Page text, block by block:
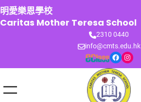
跳
至
主
明愛樂恩學校
Caritas Mother Teresa School
2310 0440
info@cmts.edu.hk
Facebook Instagram